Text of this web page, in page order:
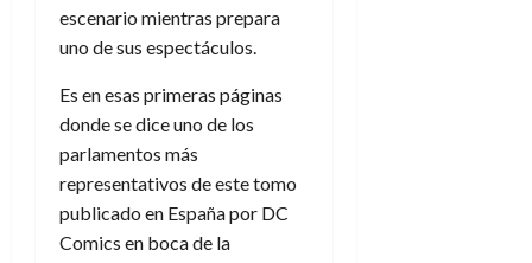
escenario mientras prepara
uno de sus espectáculos.
Es en esas primeras páginas
donde se dice uno de los
parlamentos más
representativos de este tomo
publicado en España por DC
Comics en boca de la